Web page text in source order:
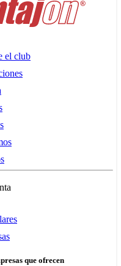
el club
que ofrecen